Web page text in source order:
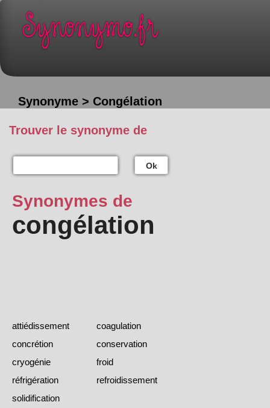
Synonyme > Congélation
Trouver le synonyme de
Ok
Synonymes de
congélation
attiédissement
coagulation
concrétion
conservation
cryogénie
froid
réfrigération
refroidissement
solidification